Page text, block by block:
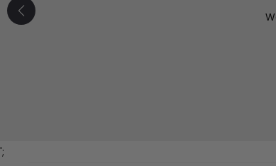
naar wens. Fijne communicatie, ik ga hier zeker
';